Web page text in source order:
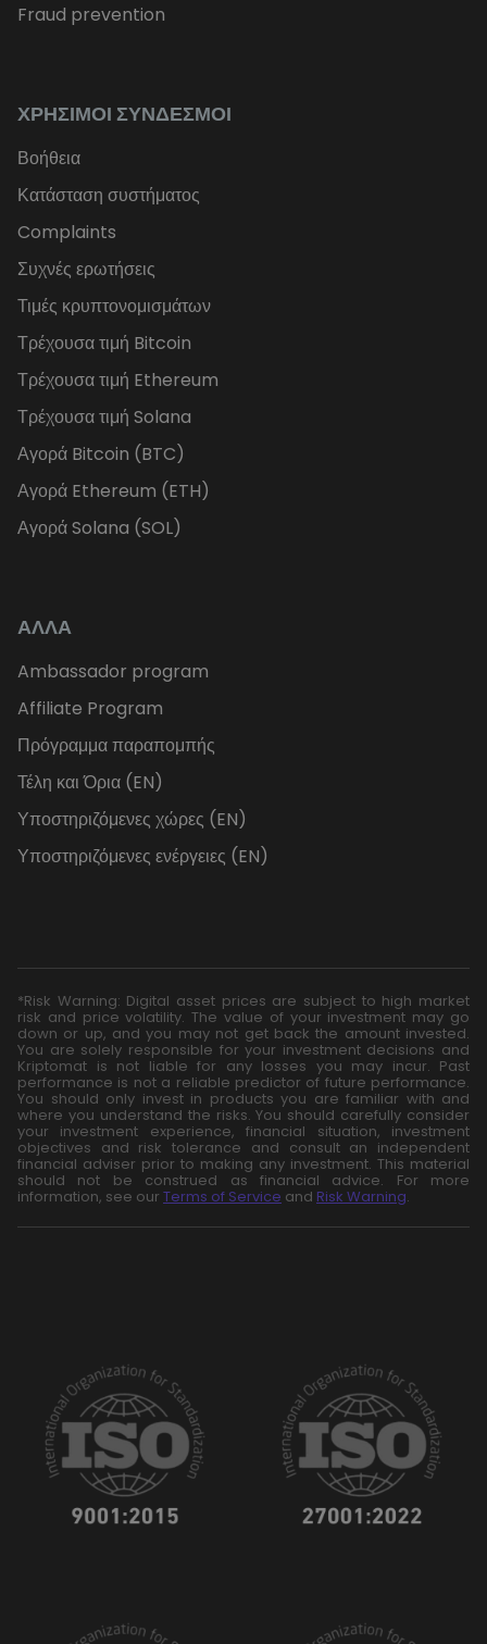
Fraud prevention
ΧΡΉΣΙΜΟΙ ΣΎΝΔΕΣΜΟΙ
Βοήθεια
Κατάσταση συστήματος
Complaints
Συχνές ερωτήσεις
Τιμές κρυπτονομισμάτων
Τρέχουσα τιμή Bitcoin
Τρέχουσα τιμή Ethereum
Τρέχουσα τιμή Solana
Αγορά Bitcoin (BTC)
Αγορά Ethereum (ETH)
Αγορά Solana (SOL)
ΑΛΛΑ
Ambassador program
Affiliate Program
Πρόγραμμα παραπομπής
Τέλη και Όρια (EN)
Υποστηριζόμενες χώρες (EN)
Υποστηριζόμενες ενέργειες (EN)
*Risk Warning: Digital asset prices are subject to high market
risk and price volatility. The value of your investment may go
down or up, and you may not get back the amount invested.
You are solely responsible for your investment decisions and
Kriptomat is not liable for any losses you may incur. Past
performance is not a reliable predictor of future performance.
You should only invest in products you are familiar with and
where you understand the risks. You should carefully consider
your investment experience, financial situation, investment
objectives and risk tolerance and consult an independent
financial adviser prior to making any investment. This material
should not be construed as financial advice. For more
information, see our Terms of Service and Risk Warning.